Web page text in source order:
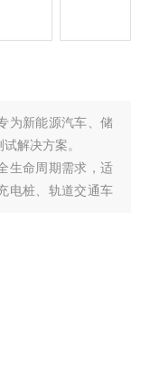
为新能源汽车、储
解决方案。
生命周期需求，适
电桩、轨道交通车
的测试精度与效